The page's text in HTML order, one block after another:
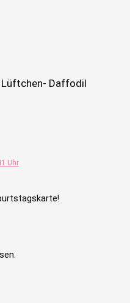
Lüftchen- Daffodil
Uhr